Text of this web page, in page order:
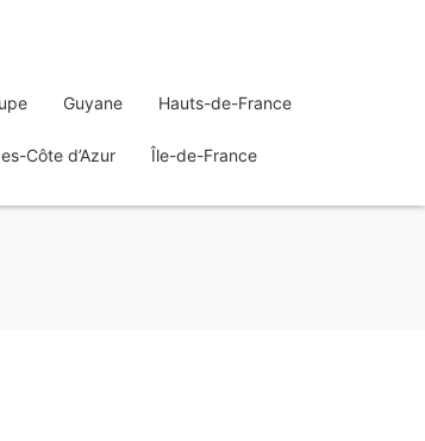
Guyane Hauts-de-France
Côte d’Azur Île-de-France